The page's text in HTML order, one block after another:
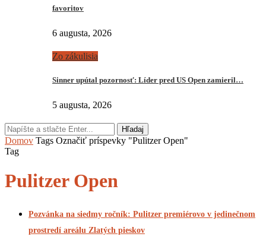
favoritov
6 augusta, 2026
Zo zákulisia
Sinner upútal pozornosť: Líder pred US Open zamieril…
5 augusta, 2026
Hľadaj
Domov Tags Označiť príspevky "Pulitzer Open"
Tag
Pulitzer Open
Pozvánka na siedmy ročník: Pulitzer premiérovo v jedinečnom
prostredí areálu Zlatých pieskov